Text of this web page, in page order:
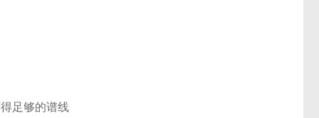
足够的谱线